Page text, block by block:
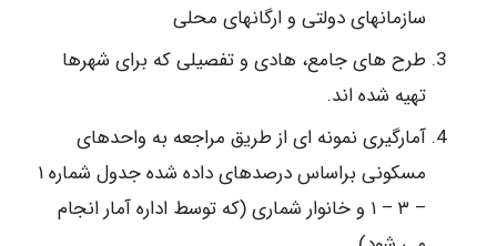
سازمانهای دولتی و ارگانهای محلی
طرح های جامع، هادی و تفصیلی که برای شهرها
تهیه شده اند.
آمارگیری نمونه ای از طریق مراجعه به واحدهای
مسکونی براساس درصدهای داده شده جدول شماره ۱
– ۳ – ۱ و خانوار شماری (که توسط اداره آمار انجام